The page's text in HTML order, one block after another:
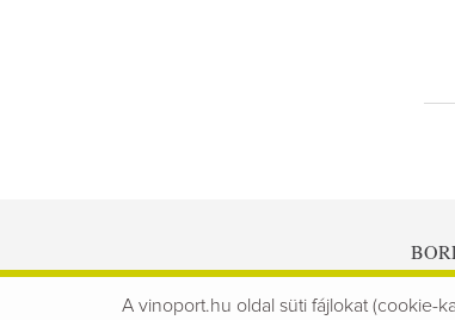
A vinoport.hu oldal süti fájlokat (cookie-